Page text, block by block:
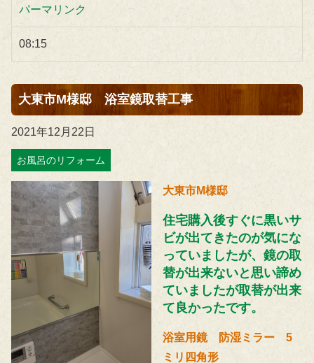
パーマリンク
08:15
大東市M様邸 浴室鏡取替工事
2021年12月22日
お風呂のリフォーム
大東市M様邸
住宅購入後すぐに黒いサ
ビが出てきたのが気にな
っていましたが、鏡の取
替が出来ないと思い諦め
ていましたが取替が出来
て良かったです。
浴室用鏡 防湿ミラー 5
ミリ四角形